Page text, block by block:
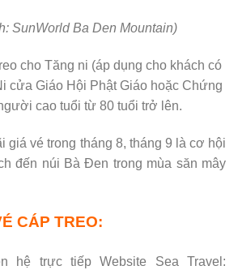
SunWorld Ba Den Mountain)
cho Tăng ni (áp dụng cho khách có
cửa Giáo Hội Phật Giáo hoặc Chứng
cao tuổi từ 80 tuổi trở lên.
giá vé trong tháng 8, tháng 9 là cơ hội
đến núi Bà Đen trong mùa săn mây
CÁP TREO:
hệ trực tiếp Website Sea Travel: